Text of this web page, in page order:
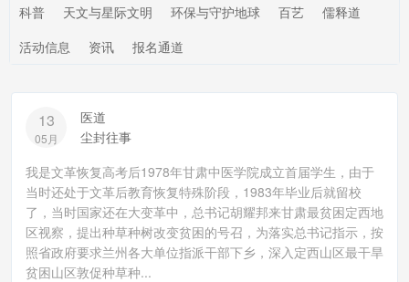
科普
天文与星际文明 环保与守护地球 百艺
儒释道
活动信息
资讯 报名通道
13
05月
医道
尘封往事
我是文革恢复高考后1978年甘肃中医学院成立首届学生，由于
当时还处于文革后教育恢复特殊阶段，1983年毕业后就留校
了，当时国家还在大变革中，总书记胡耀邦来甘肃最贫困定西地
区视察，提出种草种树改变贫困的号召，为落实总书记指示，按
照省政府要求兰州各大单位指派干部下乡，深入定西山区最干旱
贫困山区敦促种草种...